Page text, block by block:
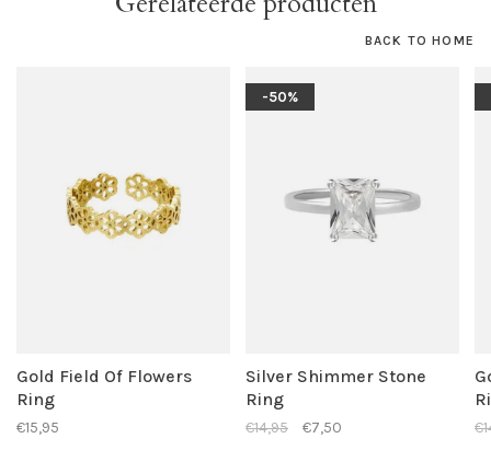
BACK TO HOME
Gold Field Of Flowers
Ring
€15,95
-50%
Silver Shimmer Stone
Ring
€14,95 €7,50